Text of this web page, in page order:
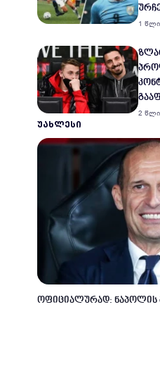
1
2
ᲣᲐᲮᲚᲔᲡᲘ
ოფიციალურად: ნაპოლის